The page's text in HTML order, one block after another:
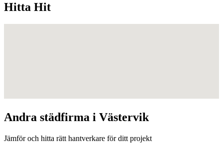
Hitta Hit
Andra städfirma i Västervik
Jämför och hitta rätt hantverkare för ditt projekt